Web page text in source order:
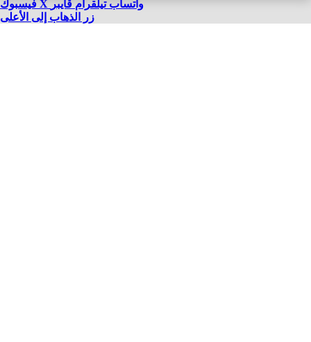
فيسبوك X واتساب تيلقرام ڤايبر
زر الذهاب إلى الأعلى